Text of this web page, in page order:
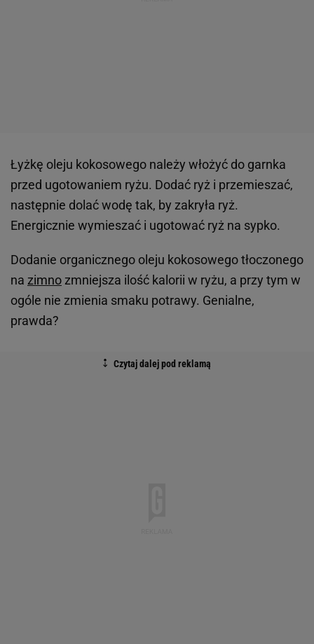
Łyżkę oleju kokosowego należy włożyć do garnka
przed ugotowaniem ryżu. Dodać ryż i przemieszać,
następnie dolać wodę tak, by zakryła ryż.
Energicznie wymieszać i ugotować ryż na sypko.
Dodanie organicznego oleju kokosowego tłoczonego
na zimno zmniejsza ilość kalorii w ryżu, a przy tym w
ogóle nie zmienia smaku potrawy. Genialne,
prawda?